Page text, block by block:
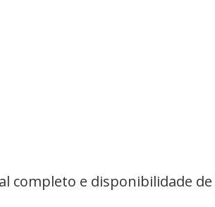
completo e disponibilidade